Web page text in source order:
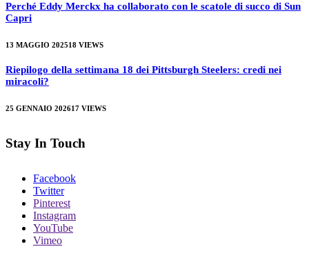
Perché Eddy Merckx ha collaborato con le scatole di succo di Sun
Capri
13 MAGGIO 202518 VIEWS
Riepilogo della settimana 18 dei Pittsburgh Steelers: credi nei
miracoli?
25 GENNAIO 202617 VIEWS
Stay In Touch
Facebook
Twitter
Pinterest
Instagram
YouTube
Vimeo